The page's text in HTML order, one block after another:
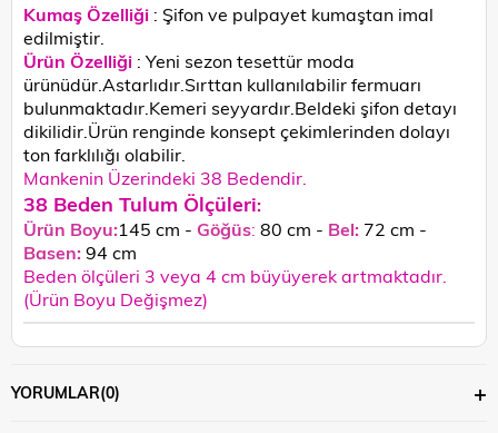
Kumaş Özelliği : Şifon ve pulpayet kumaştan imal
edilmiştir.
Ürün Özelliği : Yeni sezon tesettür moda
ürünüdür.Astarlıdır.Sırttan kullanılabilir fermuarı
bulunmaktadır.Kemeri seyyardır.Beldeki şifon detayı
dikilidir. Ürün renginde konsept çekimlerinden dolayı
ton farklılığı olabilir.
Mankenin Üzerindeki 38 Bedendir.
38 Beden Tulum Ölçüleri:
Ürün Boyu:145 cm - Göğüs: 80 cm - Bel: 72 cm -
Basen:94 cm
Beden ölçüleri 3 veya 4 cm büyüyerek artmaktadır.
(Ürün Boyu Değişmez)
YORUMLAR(0)